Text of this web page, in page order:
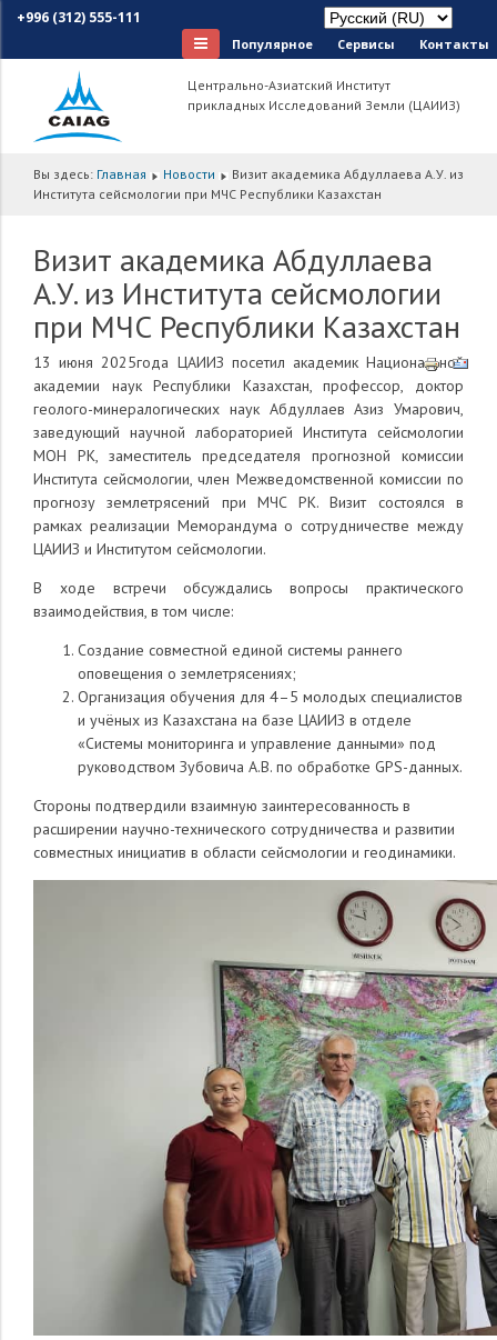
+996 (312) 555-111
Популярное Сервисы Контакты
Центрально-Азиатский Институт
прикладных Исследований Земли (ЦАИИЗ)
Вы здесь: Главная Новости
Визит академика Абдуллаева А.У. из
Института сейсмологии при МЧС Республики Казахстан
Визит академика Абдуллаева
А.У. из Института сейсмологии
при МЧС Республики Казахстан
13 июня 2025года ЦАИИЗ посетил академик Национальной
академии наук Республики Казахстан, профессор, доктор
геолого-минералогических наук Абдуллаев Азиз Умарович,
заведующий научной лабораторией Института сейсмологии
МОН РК, заместитель председателя прогнозной комиссии
Института сейсмологии, член Межведомственной комиссии по
прогнозу землетрясений при МЧС РК.Визит состоялся в
рамках реализации Меморандума о сотрудничестве между
ЦАИИЗ и Институтом сейсмологии.
В ходе встречи обсуждались вопросы практического
взаимодействия, в том числе:
Создание совместной единой системы раннего
оповещения о землетрясениях;
Организация обучения для 4–5 молодых специалистов
и учёных из Казахстана на базе ЦАИИЗ в отделе
«Системы мониторинга и управление данными» под
руководством Зубовича А.В. по обработке GPS-данных.
Стороны подтвердили взаимную заинтересованность в
расширении научно-технического сотрудничества и развитии
совместных инициатив в области сейсмологии и геодинамики.